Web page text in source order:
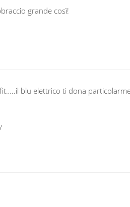
grande così!
blu elettrico ti dona